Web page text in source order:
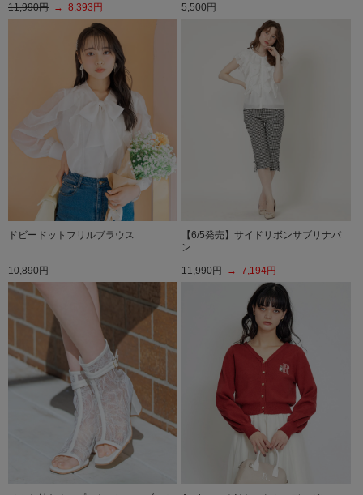
11,990円 → 8,393円 5,500円
ドビードットフリルブラウス
10,890円
【6/5発売】サイドリボンサブリナパ
ン…
11,990円 → 7,194円